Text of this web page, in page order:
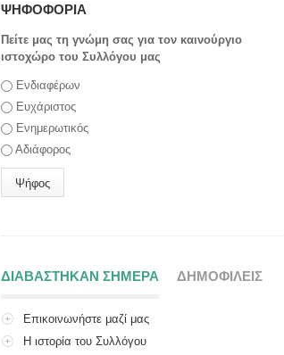
ΨΗΦΟΦΟΡΙΑ
Πείτε μας τη γνώμη σας για τον καινούργιο
ιστοχώρο του Συλλόγου μας
Επιλογές
Ενδιαφέρων
Ευχάριστος
Ενημερωτικός
Αδιάφορος
ΔΙΑΒΑΣΤΗΚΑΝ ΣΗΜΕΡΑ (ΕΝΕΡΓΗ ΚΑΡΤΕΛΑ)
ΔΗΜΟΦΙΛΕΙΣ
Επικοινωνήστε μαζί μας
Η ιστορία του Συλλόγου